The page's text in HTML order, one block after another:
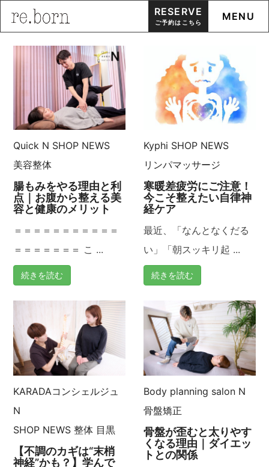
RESERVE
ご予約はこちら MENU
Quick N SHOP NEWS
美容整体
腸もみをやる理由と利
点｜お腹から整える美
容と健康のメリット
＝＝＝＝＝＝＝＝＝＝＝
＝＝＝＝＝＝＝ こ ...
続きを読む
Kyphi SHOP NEWS
リンパマッサージ
寒暖差疲労にご注意！
今こそ整えたい自律神
経ケア
最近、「なんとなくだる
い」「朝スッキリ起 ...
続きを読む
KARADAコンシェルジュ
N
SHOP NEWS 整体 目黒
【不調のカギは“末梢
神経”かも？】学んで
Body planning salon N
骨盤矯正
骨盤が歪むと太りやす
くなる理由｜ダイエッ
トとの関係